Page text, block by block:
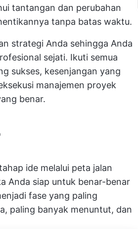
tantangan dan perubahan
tanpa batas waktu.
strategi Anda sehingga Anda
sejati. Ikuti semua
sukses, kesenjangan yang
manajemen proyek
benar.
ide melalui peta jalan
Anda siap untuk benar-benar
fase yang paling
paling banyak menuntut, dan